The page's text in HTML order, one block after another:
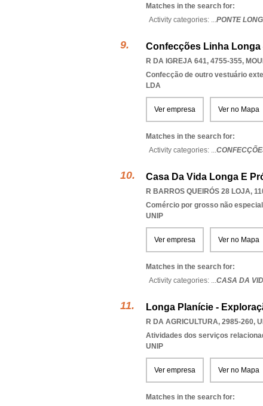
Matches in the search for:
Activity categories: ...PONTE
Confecções Linha Longa
R DA IGREJA 641, 4755-355,
Confecção de outro vestuário
LDA
Ver empresa Ver no Mapa
Matches in the search for:
Activity categories: ...
Casa Da Vida Longa E
R BARROS QUEIRÓS 28 LOJA,
Comércio por grosso não
UNIP
Ver empresa Ver no Mapa
Matches in the search for:
Activity categories: ...CASA DA
Longa Planície -
R DA AGRICULTURA, 2985-260,
Atividades dos serviços
UNIP
Ver empresa Ver no Mapa
Matches in the search for: